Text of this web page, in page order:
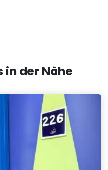
in der Nähe